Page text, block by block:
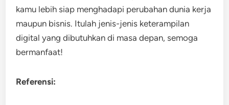
kamu lebih siap menghadapi perubahan dunia kerja
maupun bisnis. Itulah jenis-jenis keterampilan
digital yang dibutuhkan di masa depan, semoga
bermanfaat!
Referensi: